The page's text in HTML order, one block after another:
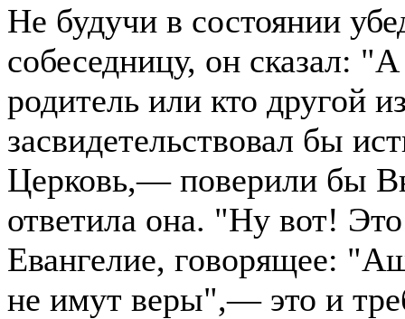
Не будучи в состоянии
собеседницу, он сказал:
родитель или кто другой
засвидетельствовал бы
Церковь,— поверили бы
ответила она. "Ну вот!
Евангелие, говорящее:
не имут веры",— это и